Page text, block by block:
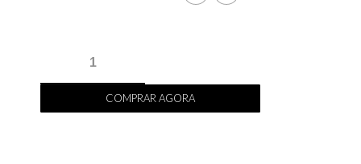
COMPRAR AGORA